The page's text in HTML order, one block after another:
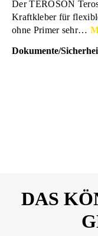
Der TEROSON
Kraftkleber für
ohne Primer sehr…
Dokumente/
DAS